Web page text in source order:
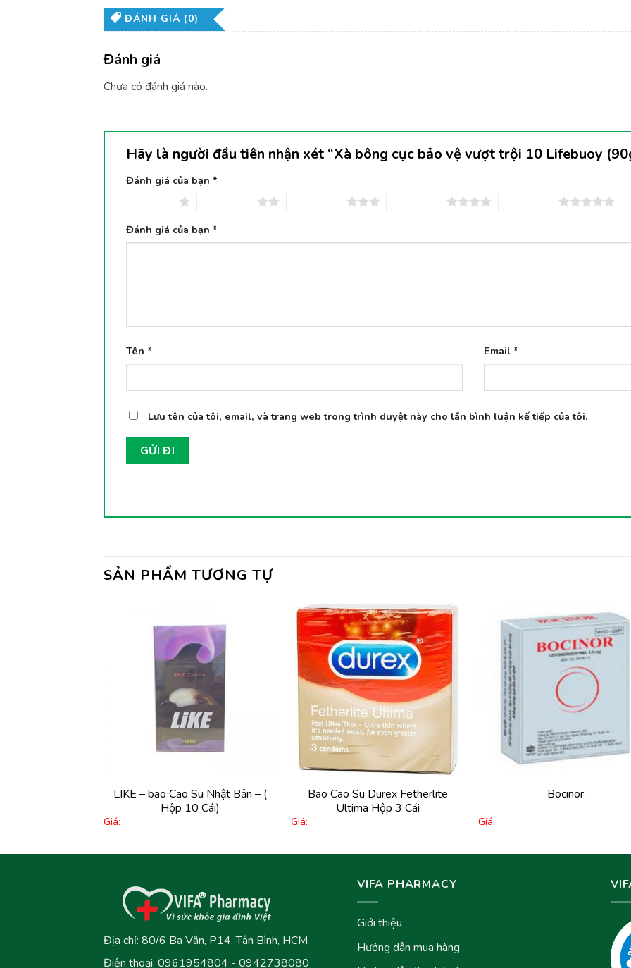
ĐÁNH GIÁ (0)
Đánh giá
Chưa có đánh giá nào.
Hãy là người đầu tiên nhận xét “Xà bông cục bảo vệ vượt trội 10 Lifebuoy
Đánh giá của bạn *
Đánh giá của bạn *
Tên * Email *
Lưu tên của tôi, email, và trang web trong trình duyệt này cho lần bình luận kế tiếp của tôi.
SẢN PHẨM TƯƠNG TỰ
LIKE – bao Cao Su Nhật Bản – (
Hộp 10 Cái)
Giá:
Thêm
vào
yêu
thích
Bao Cao Su Durex Fetherlite
Ultima Hộp 3 Cái
Giá:
Bocinor
Giá:
Địa chỉ: 80/6 Ba Vân, P14, Tân Bình, HCM
Điện thoại: 0961954804 - 0942738080
VIFA PHARMACY
Giới thiệu
Hướng dẫn mua hàng